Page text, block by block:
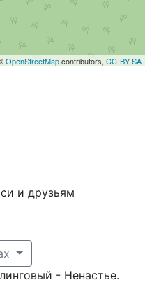
OpenStreetMapcontributors, CC-BY-SA
и друзьям
- Ненастье.